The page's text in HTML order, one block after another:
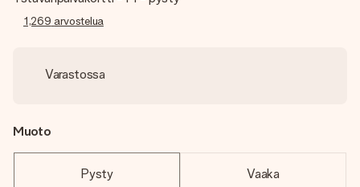
1,269 arvostelua
Varastossa
Muoto
Pysty Vaaka